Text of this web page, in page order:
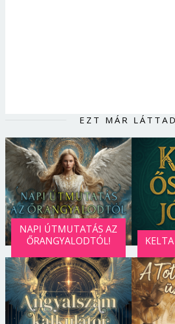
EZT MÁR
NAPI ÚTMUTATÁS AZ
ŐRANGYALODTÓL!
Borsonline
E-mail cím vagy felhasználónév